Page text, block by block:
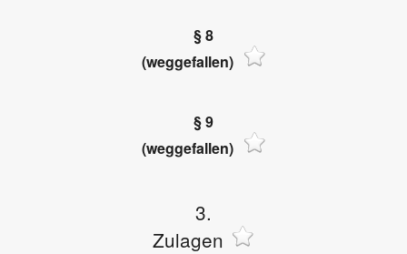
§ 8
(weggefallen)
§ 9
(weggefallen)
3.
Zulagen